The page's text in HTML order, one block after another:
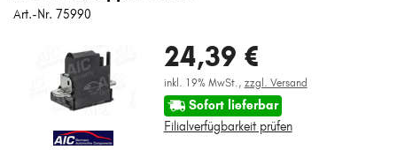
Art.-Nr. 75990
24,39 €
inkl. 19% MwSt., zzgl. Versand
Sofort lieferbar
Filialverfügbarkeit prüfen